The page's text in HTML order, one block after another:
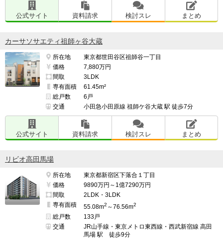
公式サイト 資料請求 検討スレ まとめ
カーサソサエティ祖師ヶ谷大蔵
所在地
東京都世田谷区祖師谷一丁目
価格
7,880万円
間取
3LDK
専有面積
61.45m²
総戸数
6戸
交通
小田急小田原線 祖師ケ谷大蔵 駅 徒歩7分
公式サイト 資料請求 検討スレ まとめ
リビオ高田馬場
所在地
東京都新宿区下落合１丁目
価格
9890万円～1億7290万円
間取
2LDK・3LDK
専有面積
55.08m2 ～76.56m2
総戸数
133戸
交通
JR山手線・東京メトロ東西線・西武新宿線 高田
馬場 駅 徒歩9分